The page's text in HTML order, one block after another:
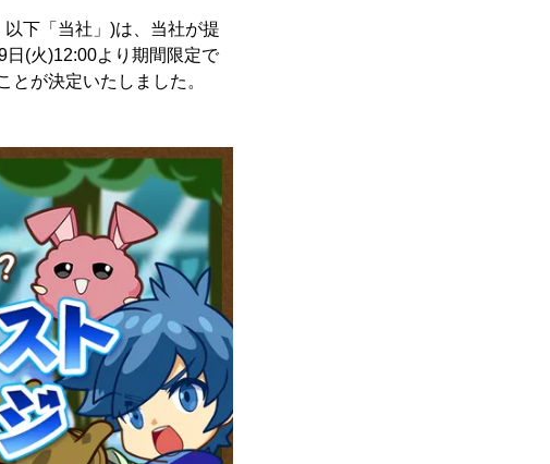
下「当社」)は、当社が提
(火)12:00より期間限定で
が決定いたしました。